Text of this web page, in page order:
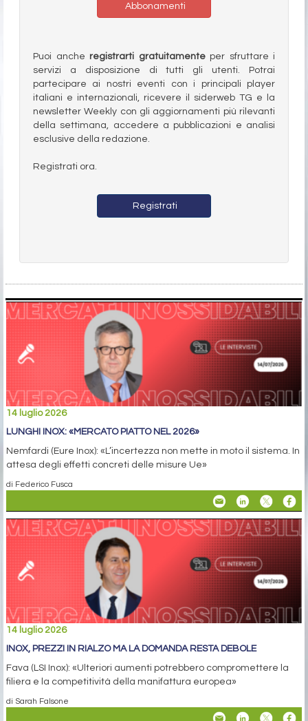
Abbonamenti
Puoi anche registrarti gratuitamenteper sfruttare i
servizi a disposizione di tutti gli utenti. Potrai
partecipare ai nostri eventi con i principali player
italiani e internazionali, ricevere il siderweb TG e la
newsletter Weekly con gli aggiornamenti più rilevanti
della settimana, accedere a pubblicazioni e analisi
esclusive della redazione.
Registrati ora.
Registrati
14 luglio 2026
LUNGHI INOX: «MERCATO PIATTO NEL 2026»
Nemfardi (Eure Inox): «L’incertezza non mette in moto il sistema. In
attesa degli effetti concreti delle misure Ue»
di Federico Fusca
14 luglio 2026
INOX, PREZZI IN RIALZO MA LA DOMANDA RESTA DEBOLE
Fava (LSI Inox): «Ulteriori aumenti potrebbero compromettere la
filiera e la competitività della manifattura europea»
di Sarah Falsone